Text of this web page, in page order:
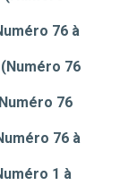
76 à
76
76
76 à
1 à